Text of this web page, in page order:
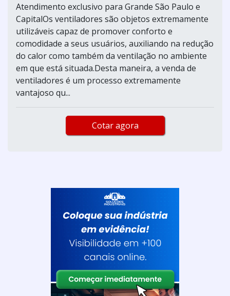
Atendimento exclusivo para Grande São Paulo e
CapitalOs ventiladores são objetos extremamente
utilizáveis capaz de promover conforto e
comodidade a seus usuários, auxiliando na redução
do calor como também da ventilação no ambiente
em que está situada.Desta maneira, a venda de
ventiladores é um processo extremamente
vantajoso qu...
Cotar agora